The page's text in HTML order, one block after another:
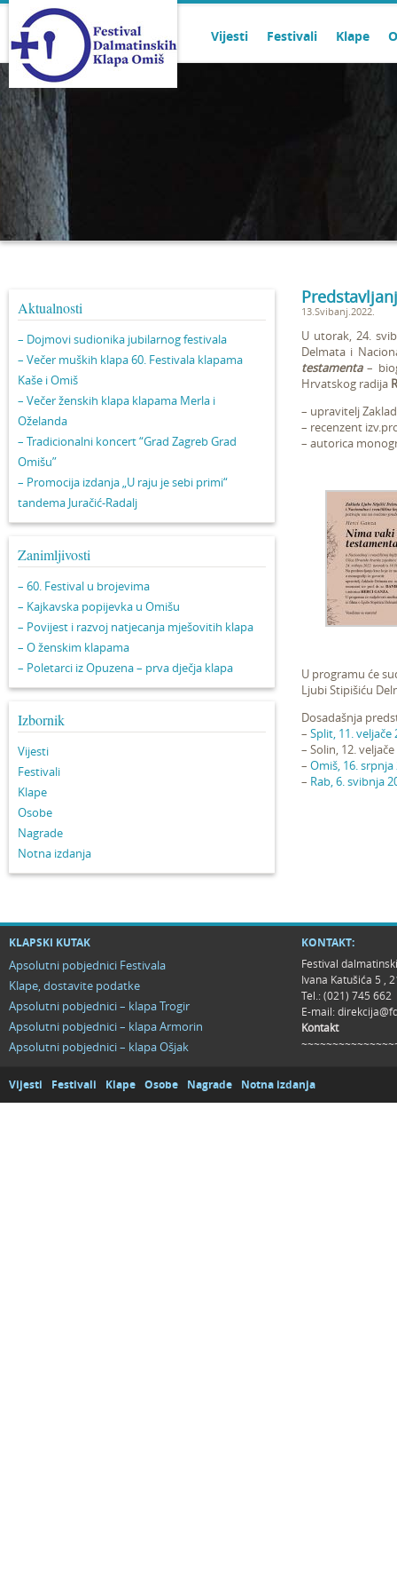
Vijesti Festivali Klape
Aktualnosti
– Dojmovi sudionika jubilarnog festivala
– Večer muških klapa 60. Festivala klapama
Kaše i Omiš
– Večer ženskih klapa klapama Merla i
Oželanda
– Tradicionalni koncert “Grad Zagreb Grad
Omišu”
– Promocija izdanja „U raju je sebi primi“
tandema Juračić-Radalj
Zanimljivosti
– 60. Festival u brojevima
– Kajkavska popijevka u Omišu
– Povijest i razvoj natjecanja mješovitih klapa
– O ženskim klapama
– Poletarci iz Opuzena – prva dječja klapa
Izbornik
Vijesti
Festivali
Klape
Osobe
Nagrade
Notna izdanja
13.Svibanj.2022.
U utorak, 24.
Delmata i
testamenta–
Hrvatskog radija
– upravitelj
– recenzent
– autorica
U programu će
Ljubi Stipišiću
Dosadašnja
– Split, 11. veljače
– Solin, 12. veljače
– Omiš, 16. srpnja
– Rab, 6. svibnja
KLAPSKI KUTAK
Apsolutni pobjednici Festivala
Klape, dostavite podatke
Apsolutni pobjednici – klapa Trogir
Apsolutni pobjednici – klapa Armorin
Apsolutni pobjednici – klapa Ošjak
KONTAKT:
Festival
Ivana Katušića 5 ,
Tel.: (021) 745 662
E-mail:
Kontakt
Vijesti Festivali Klape Osobe Nagrade Notna izdanja